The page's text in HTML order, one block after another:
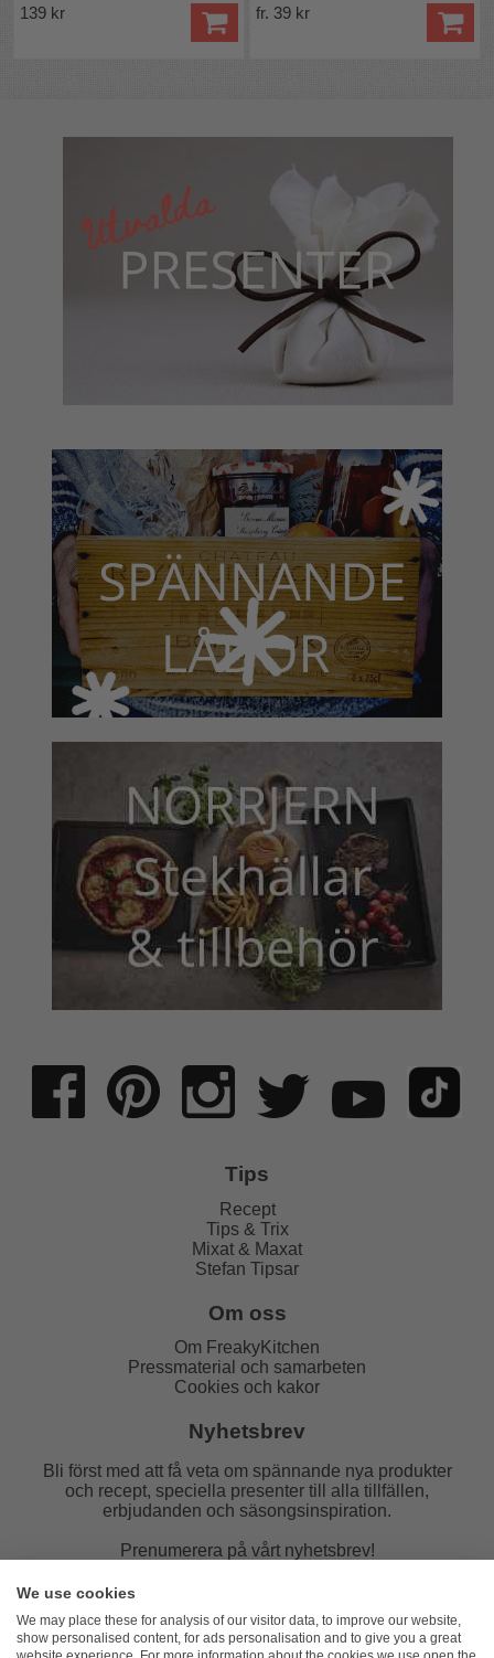
139 kr fr. 39 kr
Tips
Recept
Tips & Trix
Mixat & Maxat
Stefan Tipsar
Om oss
Om FreakyKitchen
Pressmaterial och samarbeten
Cookies och kakor
Nyhetsbrev
Bli först med att få veta om spännande nya produkter
och recept, speciella presenter till alla tillfällen,
erbjudanden och säsongsinspiration.
Prenumerera på vårt nyhetsbrev!
E-post:
We use cookies
We may place these for analysis of our visitor data, to improve our website,
show personalised content, for ads personalisation and to give you a great